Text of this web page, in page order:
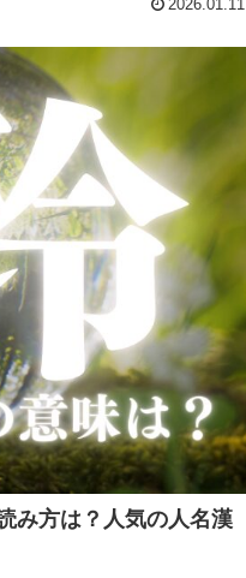
2026.01.11
み方は？人気の人名漢